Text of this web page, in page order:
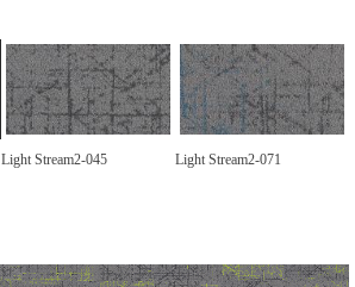
Light Stream2-045 Light Stream2-071